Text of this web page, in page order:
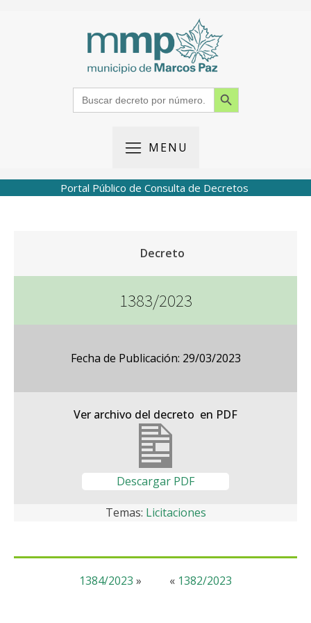
Search
for:
Search Button
MENU
Portal Público de Consulta de Decretos
Decreto
1383/2023
Fecha de Publicación: 29/03/2023
Ver archivo del decreto en PDF
Descargar PDF
Temas: Licitaciones
« 1382/2023
1384/2023 »